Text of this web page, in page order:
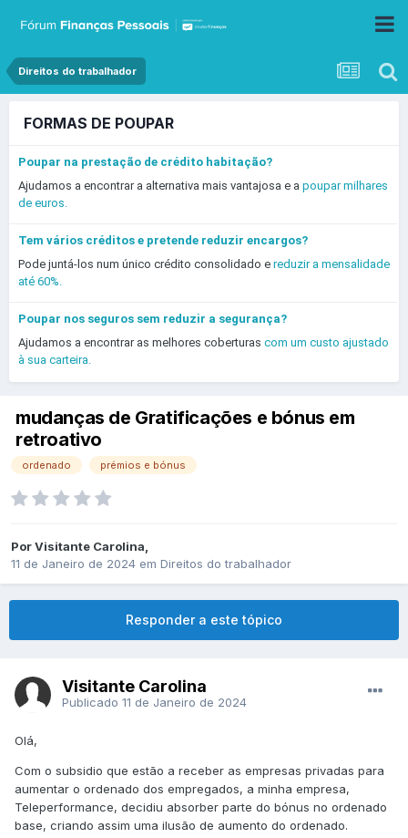
Direitos do trabalhador
FORMAS DE POUPAR
Poupar na prestação de crédito habitação?
Ajudamos a encontrar a alternativa mais vantajosa e a poupar milhares
de euros.
Tem vários créditos e pretende reduzir encargos?
Pode juntá-los num único crédito consolidado e reduzir a mensalidade
até 60%.
Poupar nos seguros sem reduzir a segurança?
Ajudamos a encontrar as melhores coberturas com um custo ajustado
à sua carteira.
mudanças de Gratificações e bónus em
retroativo
ordenado prémios e bónus
PorVisitante Carolina,
11 de Janeiro de 2024 em Direitos do trabalhador
Responder a este tópico
Visitante Carolina
Publicado 11 de Janeiro de 2024
Olá,
Com o subsidio que estão a receber as empresas privadas para
aumentar o ordenado dos empregados, a minha empresa,
Teleperformance, decidiu absorber parte do bónus no ordenado
base, criando assim uma ilusão de aumento do ordenado.